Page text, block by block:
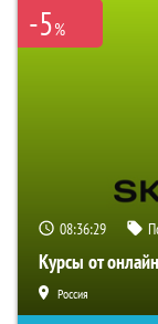
-5%
08:36:28
Курсы от
Россия